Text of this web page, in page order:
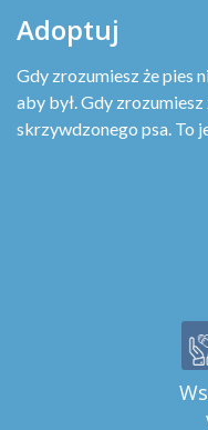
Adoptuj
Gdy zrozumiesz że pies
aby był. Gdy
skrzywdzonego psa. To